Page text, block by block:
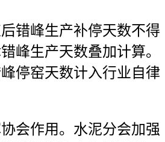
峰生产补停天数不得
峰生产天数叠加计算。
停窑天数计入行业自律
作用。水泥分会加强